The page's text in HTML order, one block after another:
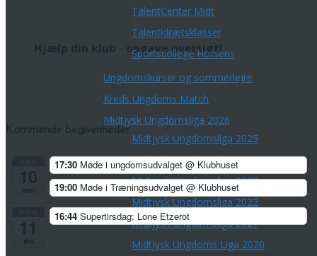
TalentCenter Midt
Talentidrætsklasser
Sportscollege Horsens
Ungdomskurser og sommerlejre
Kreds Ungdoms Match
Midtjysk Ungdomsliga 2026
Midtjysk Ungdomsliga 2025
Midtjysk Ungdomsliga 2024
Midtjysk Ungdomsliga 2023
Midtjysk Ungdomsliga 2022
Midtjysk Ungdomsliga 2021
Midtjysk Ungdoms Liga 2020
Hjælp din klub - opgave oversigt!
Kommende begivenheder
17:30 Møde i ungdomsudvalget @ Klubhuset
19:00 Møde i Træningsudvalget @ Klubhuset
16:44 Supertirsdag: Lone Etzerot